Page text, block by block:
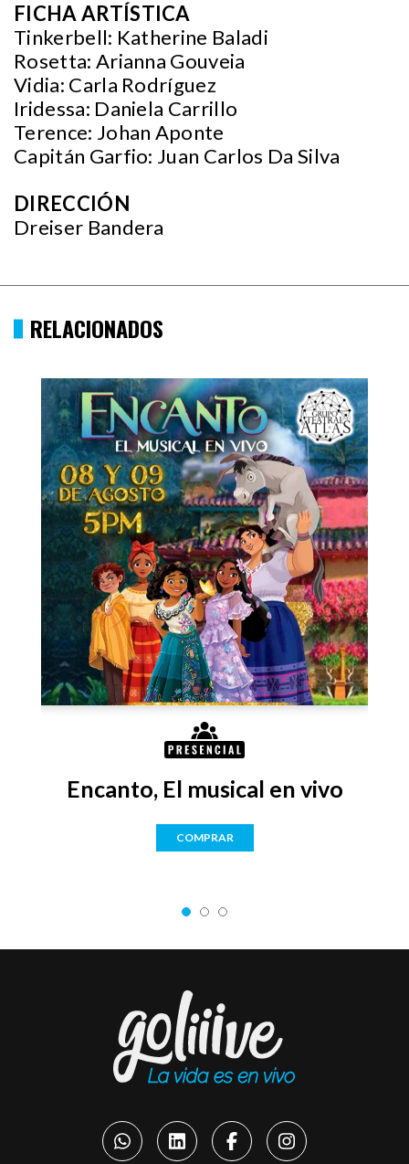
FICHA ARTÍSTICA
Tinkerbell: Katherine Baladi
Rosetta: Arianna Gouveia
Vidia: Carla Rodríguez
Iridessa: Daniela Carrillo
Terence: Johan Aponte
Capitán Garfio: Juan Carlos Da Silva
DIRECCIÓN
Dreiser Bandera
RELACIONADOS
Encanto, El musical en vivo
COMPRAR